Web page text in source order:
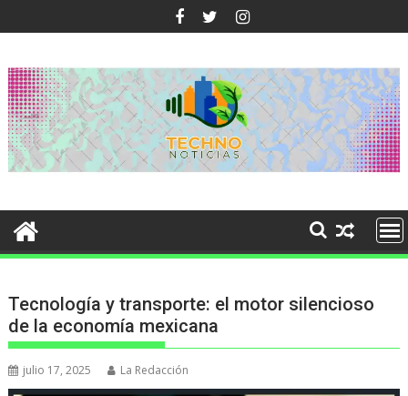
al
Tecnología y transporte: el motor silencioso
de la economía mexicana
julio 17, 2025 La Redacción